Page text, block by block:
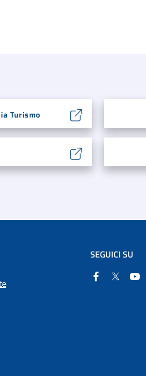
Turismo
SEGUICI SU
Facebook
Twitter